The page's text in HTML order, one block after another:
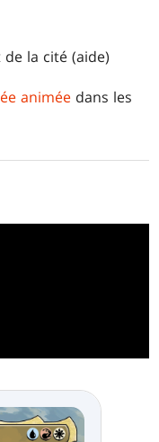
la cité (aide)
animée dans les